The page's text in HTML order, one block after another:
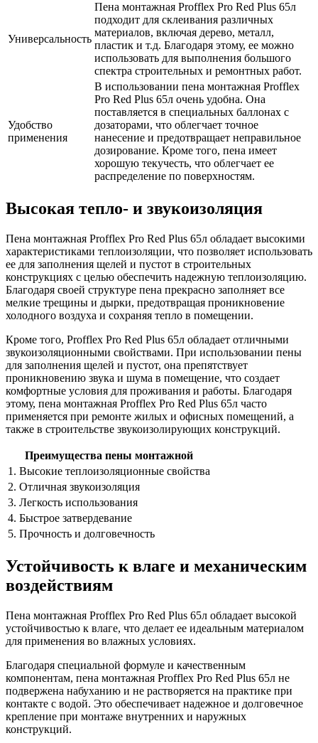
Универсальность
Пена монтажная Profflex Pro Red Plus 65л
подходит для склеивания различных
материалов, включая дерево, металл,
пластик и т.д. Благодаря этому, ее можно
использовать для выполнения большого
спектра строительных и ремонтных работ.
Удобство
применения
В использовании пена монтажная Profflex
Pro Red Plus 65л очень удобна. Она
поставляется в специальных баллонах с
дозаторами, что облегчает точное
нанесение и предотвращает неправильное
дозирование. Кроме того, пена имеет
хорошую текучесть, что облегчает ее
распределение по поверхностям.
Высокая тепло- и звукоизоляция
Пена монтажная Profflex Pro Red Plus 65л обладает высокими
характеристиками теплоизоляции, что позволяет использовать
ее для заполнения щелей и пустот в строительных
конструкциях с целью обеспечить надежную теплоизоляцию.
Благодаря своей структуре пена прекрасно заполняет все
мелкие трещины и дырки, предотвращая проникновение
холодного воздуха и сохраняя тепло в помещении.
Кроме того, Profflex Pro Red Plus 65л обладает отличными
звукоизоляционными свойствами. При использовании пены
для заполнения щелей и пустот, она препятствует
проникновению звука и шума в помещение, что создает
комфортные условия для проживания и работы. Благодаря
этому, пена монтажная Profflex Pro Red Plus 65л часто
применяется при ремонте жилых и офисных помещений, а
также в строительстве звукоизолирующих конструкций.
Преимущества пены монтажной
1. Высокие теплоизоляционные свойства
2. Отличная звукоизоляция
3. Легкость использования
4. Быстрое затвердевание
5. Прочность и долговечность
Устойчивость к влаге и механическим
воздействиям
Пена монтажная Profflex Pro Red Plus 65л обладает высокой
устойчивостью к влаге, что делает ее идеальным материалом
для применения во влажных условиях.
Благодаря специальной формуле и качественным
компонентам, пена монтажная Profflex Pro Red Plus 65л не
подвержена набуханию и не растворяется на практике при
контакте с водой. Это обеспечивает надежное и долговечное
крепление при монтаже внутренних и наружных
конструкций.